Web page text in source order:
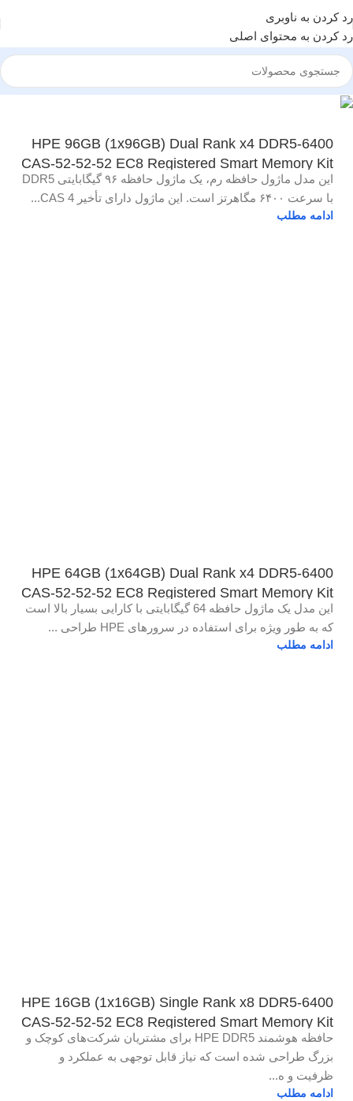
رد کردن به ناوبری
رد کردن به محتوای اصلی
HPE 96GB (1x96GB) Dual Rank x4 DDR5-6400
CAS-52-52-52 EC8 Registered Smart Memory Kit
این مدل ماژول حافظه رم، یک ماژول حافظه ۹۶ گیگابایتی DDR5
با سرعت ۶۴۰۰ مگاهرتز است. این ماژول دارای تأخیر CAS 4...
ادامه مطلب
HPE 64GB (1x64GB) Dual Rank x4 DDR5-6400
CAS-52-52-52 EC8 Registered Smart Memory Kit
این مدل یک ماژول حافظه 64 گیگابایتی با کارایی بسیار بالا است
که به طور ویژه برای استفاده در سرورهای HPE طراحی ...
ادامه مطلب
HPE 16GB (1x16GB) Single Rank x8 DDR5-6400
CAS-52-52-52 EC8 Registered Smart Memory Kit
حافظه هوشمند HPE DDR5 برای مشتریان شرکت‌های کوچک و
بزرگ طراحی شده است که نیاز قابل توجهی به عملکرد و
ظرفیت و ه...
ادامه مطلب